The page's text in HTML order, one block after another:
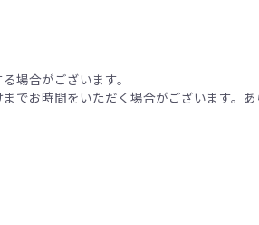
場合がございます。
でお時間をいただく場合がございます。あ